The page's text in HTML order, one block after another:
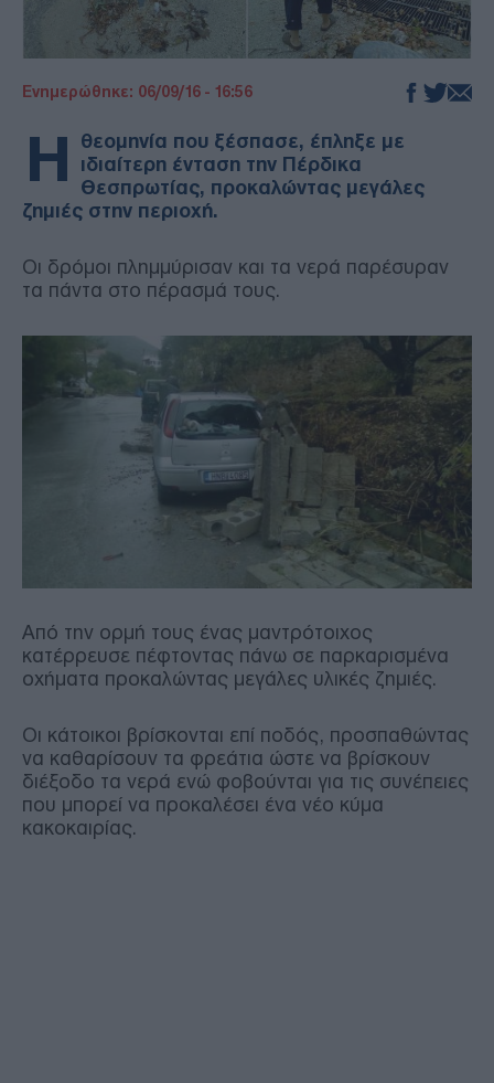
Ενημερώθηκε: 06/09/16 - 16:56
Η
θεομηνία που ξέσπασε, έπληξε με
ιδιαίτερη ένταση την Πέρδικα
Θεσπρωτίας, προκαλώντας μεγάλες
ζημιές στην περιοχή.
Οι δρόμοι πλημμύρισαν και τα νερά παρέσυραν
τα πάντα στο πέρασμά τους.
Από την ορμή τους ένας μαντρότοιχος
κατέρρευσε πέφτοντας πάνω σε παρκαρισμένα
οχήματα προκαλώντας μεγάλες υλικές ζημιές.
Οι κάτοικοι βρίσκονται επί ποδός, προσπαθώντας
να καθαρίσουν τα φρεάτια ώστε να βρίσκουν
διέξοδο τα νερά ενώ φοβούνται για τις συνέπειες
που μπορεί να προκαλέσει ένα νέο κύμα
κακοκαιρίας.